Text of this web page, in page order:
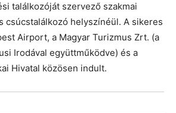
találkozóját szervező szakmai
csúcstalálkozó helyszínéül. A sikeres
Airport, a Magyar Turizmus Zrt. (a
Irodával együttműködve) és a
Hivatal közösen indult.